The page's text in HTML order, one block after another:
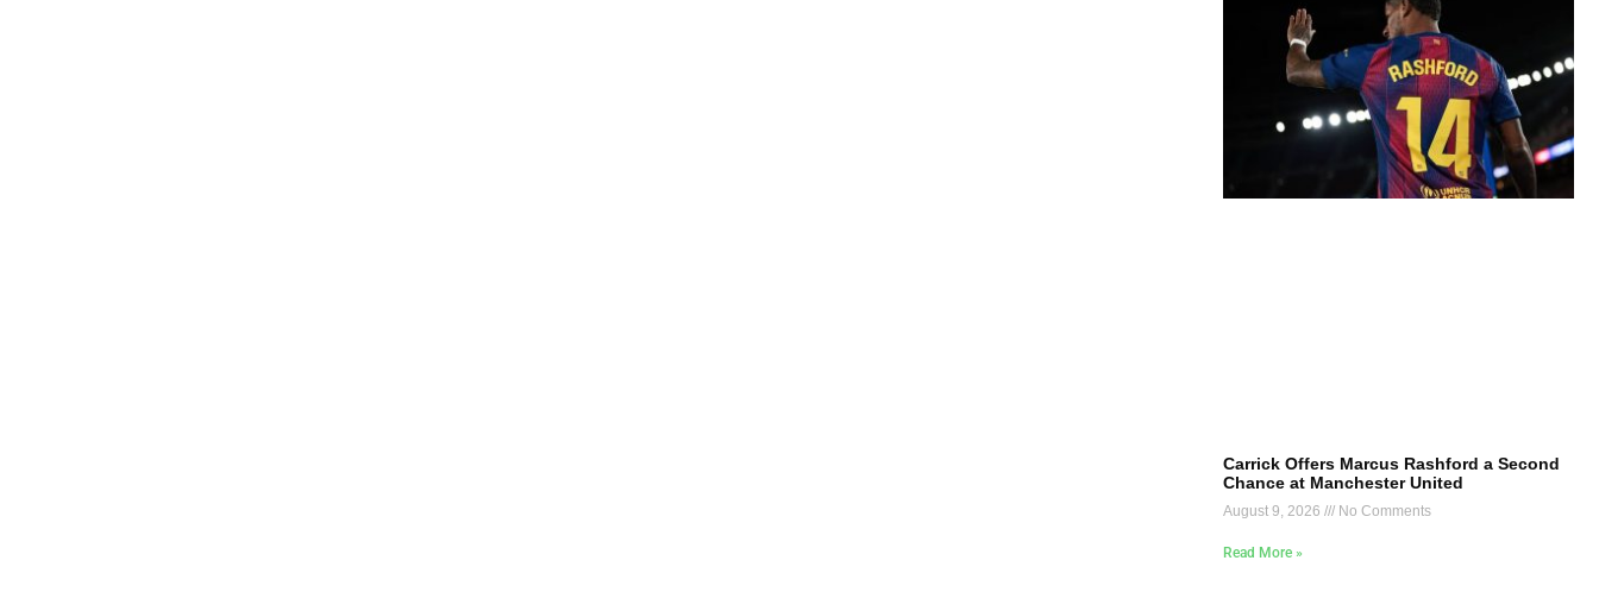
Carrick Offers Marcus Rashford a Second
Chance at Manchester United
August 9, 2026 No Comments
Read More »